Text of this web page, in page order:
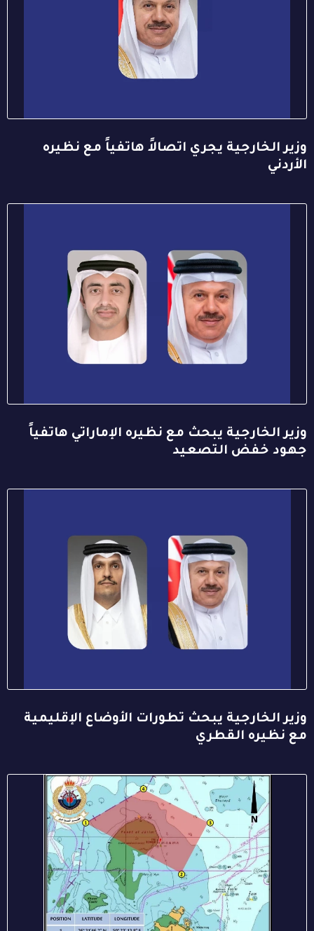
وزير الخارجية يجري اتصالاً هاتفياً مع نظيره
الأردني
وزير الخارجية يبحث مع نظيره الإماراتي هاتفياً
جهود خفض التصعيد
وزير الخارجية يبحث تطورات الأوضاع الإقليمية
مع نظيره القطري